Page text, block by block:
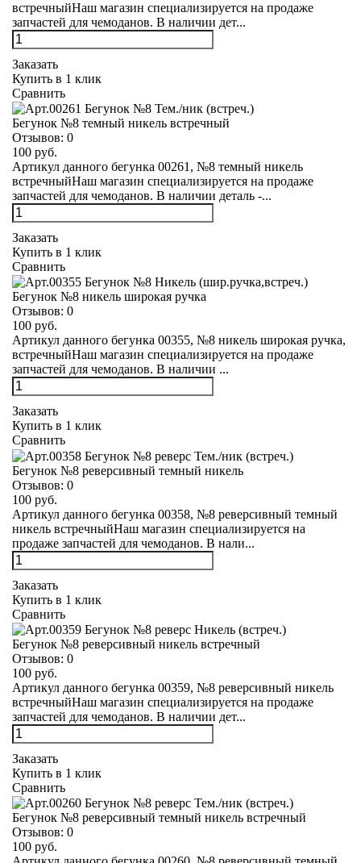
встречныйНаш магазин специализируется на продаже
запчастей для чемоданов. В наличии дет...
Заказать
Купить в 1 клик
Сравнить
Бегунок №8 темный никель встречный
Отзывов: 0
100 руб.
Артикул данного бегунка 00261, №8 темный никель
встречныйНаш магазин специализируется на продаже
запчастей для чемоданов. В наличии деталь -...
Заказать
Купить в 1 клик
Сравнить
Бегунок №8 никель широкая ручка
Отзывов: 0
100 руб.
Артикул данного бегунка 00355, №8 никель широкая ручка,
встречныйНаш магазин специализируется на продаже
запчастей для чемоданов. В наличии ...
Заказать
Купить в 1 клик
Сравнить
Бегунок №8 реверсивный темный никель
Отзывов: 0
100 руб.
Артикул данного бегунка 00358, №8 реверсивный темный
никель встречныйНаш магазин специализируется на
продаже запчастей для чемоданов. В нали...
Заказать
Купить в 1 клик
Сравнить
Бегунок №8 реверсивный никель встречный
Отзывов: 0
100 руб.
Артикул данного бегунка 00359, №8 реверсивный никель
встречныйНаш магазин специализируется на продаже
запчастей для чемоданов. В наличии дет...
Заказать
Купить в 1 клик
Сравнить
Бегунок №8 реверсивный темный никель встречный
Отзывов: 0
100 руб.